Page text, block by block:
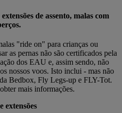
de assento, malas com
"ride on" para crianças ou
as pernas não são certificados pela
dos EAU e, assim sendo, não
nossos voos. Isto inclui - mas não
Bedbox, Fly Legs-up e FLY-Tot.
mais informações.
extensões